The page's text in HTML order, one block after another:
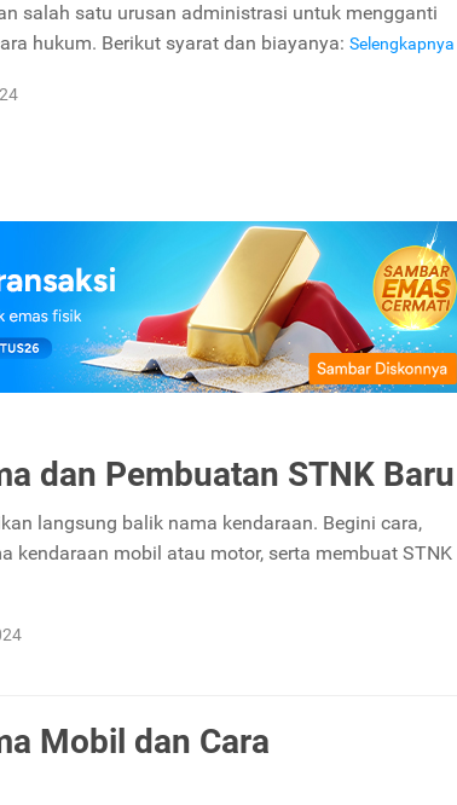
salah satu urusan administrasi untuk mengganti
hukum. Berikut syarat dan biayanya: Selengkapnya
dan Pembuatan STNK Baru
langsung balik nama kendaraan. Begini cara,
kendaraan mobil atau motor, serta membuat STNK
Mobil dan Cara